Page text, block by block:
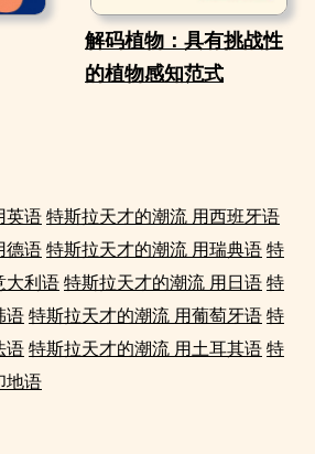
解码植物：具有挑战性
的植物感知范式
英语 特斯拉天才的潮流 用西班牙语
德语 特斯拉天才的潮流 用瑞典语 特
大利语 特斯拉天才的潮流 用日语 特
语 特斯拉天才的潮流 用葡萄牙语 特
语 特斯拉天才的潮流 用土耳其语 特
地语